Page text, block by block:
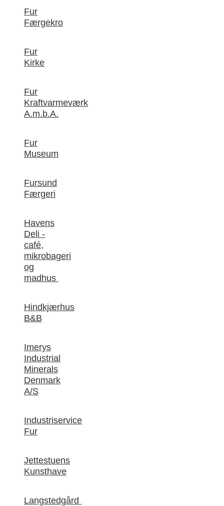
Fur
Færgekro
Fur
Kirke
Fur
Kraftvarmeværk
A.m.b.A.
Fur
Museum
Fursund
Færgeri
Havens
Deli -
café,
mikrobageri
og
madhus
Hindkjærhus
B&B
Imerys
Industrial
Minerals
Denmark
A/S
Industriservice
Fur
Jettestuens
Kunsthave
Langstedgård